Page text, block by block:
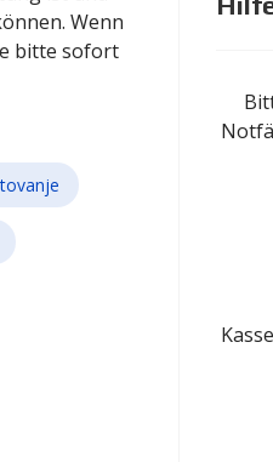
Wenn
bitte sofort